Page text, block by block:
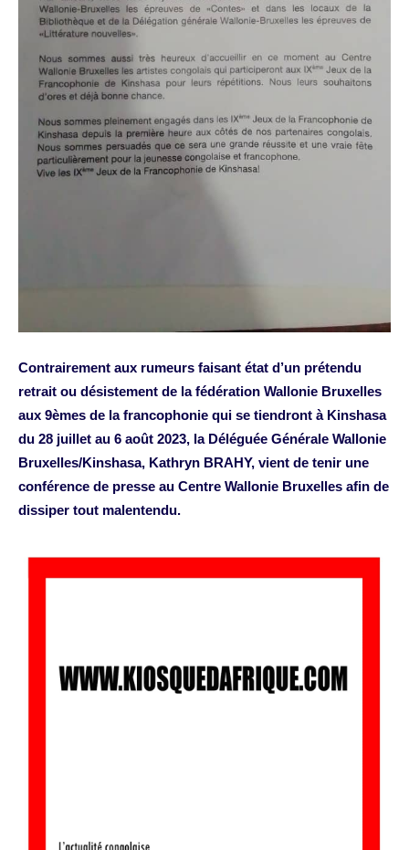
Contrairement aux rumeurs faisant état d’un prétendu
retrait ou désistement de la fédération Wallonie Bruxelles
aux 9èmes de la francophonie qui se tiendront à Kinshasa
du 28 juillet au 6 août 2023, la Déléguée Générale Wallonie
Bruxelles/Kinshasa, Kathryn BRAHY, vient de tenir une
conférence de presse au Centre Wallonie Bruxelles afin de
dissiper tout malentendu.